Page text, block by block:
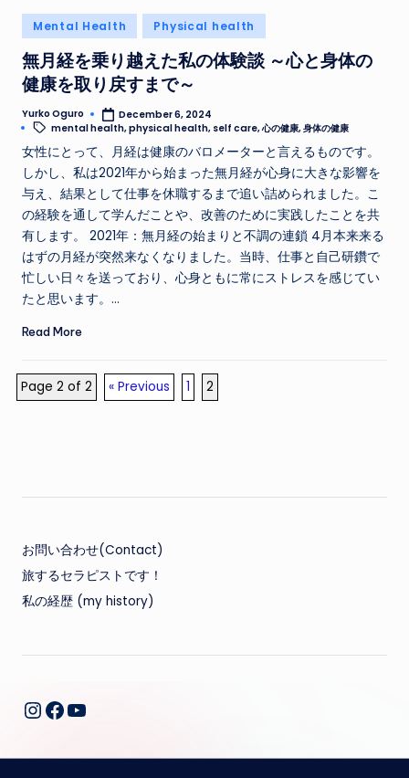
Posted
in
Mental Health Physical health
無月経を乗り越えた私の体験談 ～心と身体の
健康を取り戻すまで～
Posted
by
Yurko Oguro December 6, 2024
Tags:
mental health,physical health, self care,心の健康,身体の健康
女性にとって、月経は健康のバロメーターと言えるものです。
しかし、私は2021年から始まった無月経が心身に大きな影響を
与え、結果として仕事を休職するまで追い詰められました。こ
の経験を通して学んだことや、改善のために実践したことを共
有します。 2021年：無月経の始まりと不調の連鎖 4月本来来る
はずの月経が突然来なくなりました。当時、仕事と自己研鑽で
忙しい日々を送っており、心身ともに常にストレスを感じてい
たと思います。…
Read More
Page 2 of 2 « Previous 1 2
お問い合わせ(Contact)
旅するセラピストです！
私の経歴 (my history)
Instagram
Facebook
YouTube